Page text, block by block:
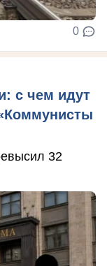
0
с чем идут
32